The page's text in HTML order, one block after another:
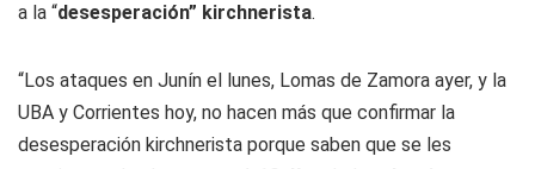
a la “desesperación” kirchnerista.
“Los ataques en Junín el lunes, Lomas de Zamora ayer, y la
UBA y Corrientes hoy, no hacen más que confirmar la
desesperación kirchnerista porque saben que se les